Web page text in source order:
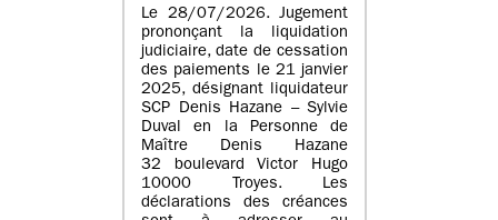
Le 28/07/2026. Jugement
prononçant la liquidation
judiciaire, date de cessation
des paiements le 21 janvier
2025, désignant liquidateur
SCP Denis Hazane – Sylvie
Duval en la Personne de
Maître Denis Hazane
32 boulevard Victor Hugo
10000 Troyes. Les
déclarations des créances